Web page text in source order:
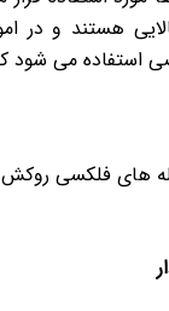
هستند و در
می شود
های فلکسی